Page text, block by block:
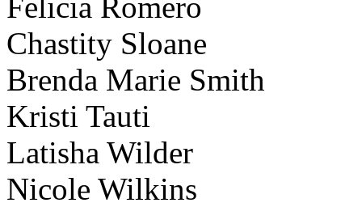
Chastity Sloane
Brenda Marie Smith
Kristi Tauti
Latisha Wilder
Nicole Wilkins